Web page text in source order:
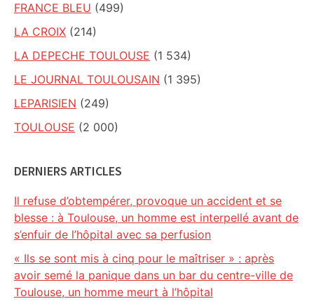
FRANCE BLEU (499)
LA CROIX (214)
LA DEPECHE TOULOUSE (1 534)
LE JOURNAL TOULOUSAIN (1 395)
LEPARISIEN (249)
TOULOUSE (2 000)
DERNIERS ARTICLES
Il refuse d’obtempérer, provoque un accident et se
blesse : à Toulouse, un homme est interpellé avant de
s’enfuir de l’hôpital avec sa perfusion
« Ils se sont mis à cinq pour le maîtriser » : après
avoir semé la panique dans un bar du centre-ville de
Toulouse, un homme meurt à l’hôpital